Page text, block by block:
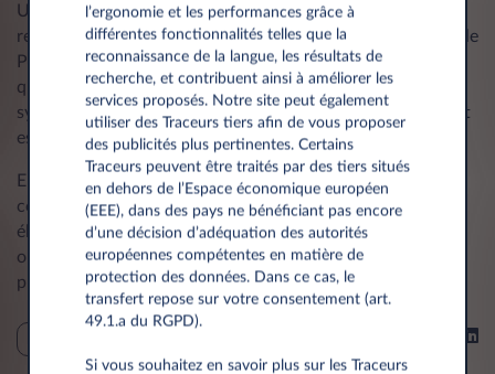
Une place de parking où les voitures électriques peuvent
recharger est identifiable au symbole de fiche surmontant le
P blanc sur fond bleu. Souvent, la place de parking en
question est également peinte en bleu ou en vert avec le
symbole d’une fiche au centre afin de préciser que l'endroit
est réservé aux voitures électriques.
En garant votre voiture à moteur à combustion
conventionnel dans une place de parking pour voiture
électrique, vous risquez une amende de 49 euros. Il est en
outre possible que votre voiture soit remorquée, une
procédure potentiellement à votre charge.
l’ergonomie et les performances grâce à
différentes fonctionnalités telles que la
reconnaissance de la langue, les résultats de
recherche, et contribuent ainsi à améliorer les
services proposés. Notre site peut également
utiliser des Traceurs tiers afin de vous proposer
des publicités plus pertinentes. Certains
Traceurs peuvent être traités par des tiers situés
en dehors de l’Espace économique européen
(EEE), dans des pays ne bénéficiant pas encore
d’une décision d’adéquation des autorités
européennes compétentes en matière de
protection des données. Dans ce cas, le
transfert repose sur votre consentement (art.
49.1.a du RGPD).
Si vous souhaitez en savoir plus sur les Traceurs